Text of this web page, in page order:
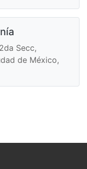
Secc,
de México,